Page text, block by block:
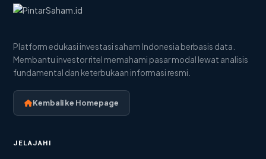
Platform edukasi investasi saham Indonesia berbasis data.
Membantu investor ritel memahami pasar modal lewat analisis
fundamental dan keterbukaan informasi resmi.
Kembali ke Homepage
JELAJAHI